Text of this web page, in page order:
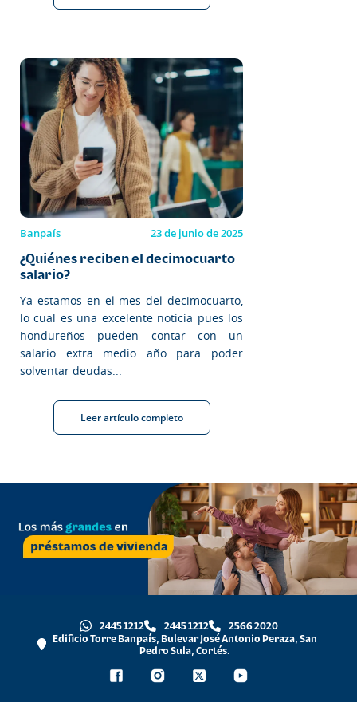
Banpaís 23 de junio de 2025
¿Quiénes reciben el decimocuarto
salario?
Ya estamos en el mes del decimocuarto,
lo cual es una excelente noticia pues los
hondureños pueden contar con un
salario extra medio año para poder
solventar deudas...
Leer artículo completo
2445 1212 2445 1212
2566 2020
Edificio Torre Banpaís, Bulevar José Antonio Peraza, San
Pedro Sula, Cortés.